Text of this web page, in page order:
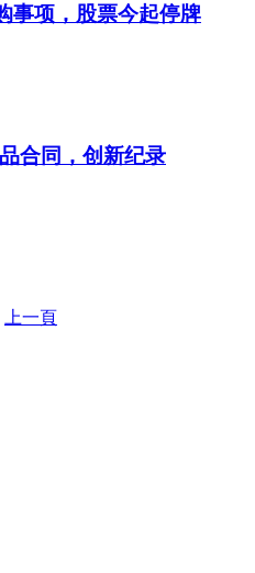
事项，股票今起停牌
合同，创新纪录
上一頁